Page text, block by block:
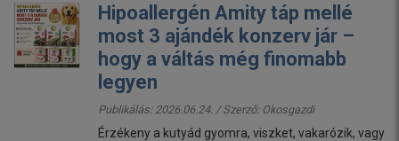
Hipoallergén Amity táp mellé
most 3 ajándék konzerv jár –
hogy a váltás még finomabb
legyen
Publikálás: 2026.06.24. / Szerző: Okosgazdi
Érzékeny a kutyád gyomra, viszket, vakarózik, vagy